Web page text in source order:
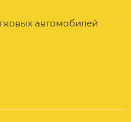
автомобилей